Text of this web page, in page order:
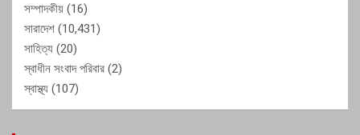
সম্পাদকীয় (16)
সারাদেশ (10,431)
সাহিত্য (20)
স্বাধীন সংবাদ পরিবার (2)
স্বাস্থ্য (107)